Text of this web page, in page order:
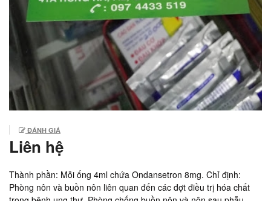
ĐÁNH GIÁ
Liên hệ
Thành phần: Mỗi ống 4ml chứa Ondansetron 8mg. Chỉ định:
Phòng nôn và buồn nôn liên quan đến các đợt điều trị hóa chất